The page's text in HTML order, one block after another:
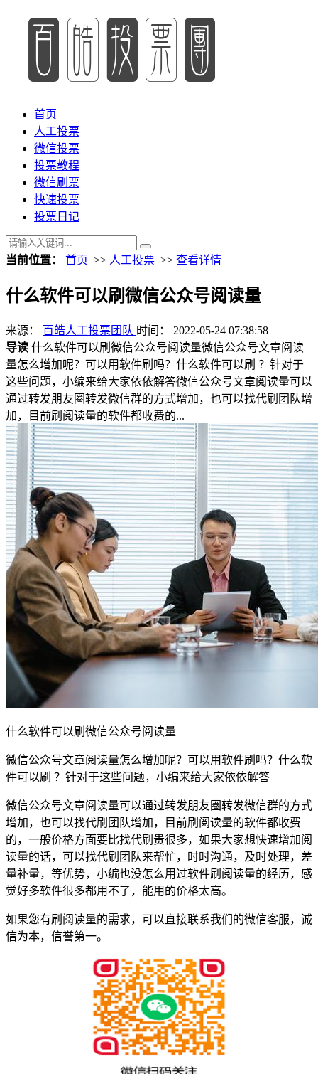
首页
人工投票
微信投票
投票教程
微信刷票
快速投票
投票日记
当前位置： 首页 >> 人工投票 >> 查看详情
什么软件可以刷微信公众号阅读量
来源： 百皓人工投票团队 时间： 2022-05-24 07:38:58
导读 什么软件可以刷微信公众号阅读量微信公众号文章阅读
量怎么增加呢？可以用软件刷吗？什么软件可以刷 ？针对于
这些问题，小编来给大家依依解答微信公众号文章阅读量可以
通过转发朋友圈转发微信群的方式增加，也可以找代刷团队增
加，目前刷阅读量的软件都收费的...
什么软件可以刷微信公众号阅读量
微信公众号文章阅读量怎么增加呢？可以用软件刷吗？什么软
件可以刷 ？针对于这些问题，小编来给大家依依解答
微信公众号文章阅读量可以通过转发朋友圈转发微信群的方式
增加，也可以找代刷团队增加，目前刷阅读量的软件都收费
的，一般价格方面要比找代刷贵很多，如果大家想快速增加阅
读量的话，可以找代刷团队来帮忙，时时沟通，及时处理，差
量补量，等优势，小编也没怎么用过软件刷阅读量的经历，感
觉好多软件很多都用不了，能用的价格太高。
如果您有刷阅读量的需求，可以直接联系我们的微信客服，诚
信为本，信誉第一。